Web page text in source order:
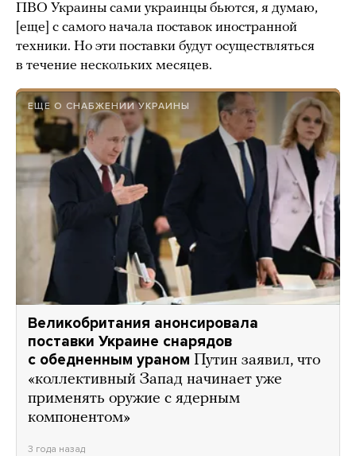
ПВО Украины сами украинцы бьются, я думаю,
[еще] с самого начала поставок иностранной
техники. Но эти поставки будут осуществляться
в течение нескольких месяцев.
ЕЩЕ О СНАБЖЕНИИ УКРАИНЫ
Великобритания анонсировала
поставки Украине снарядов
с обедненным ураном Путин заявил, что
«коллективный Запад начинает уже
применять оружие с ядерным
компонентом»
3 года назад